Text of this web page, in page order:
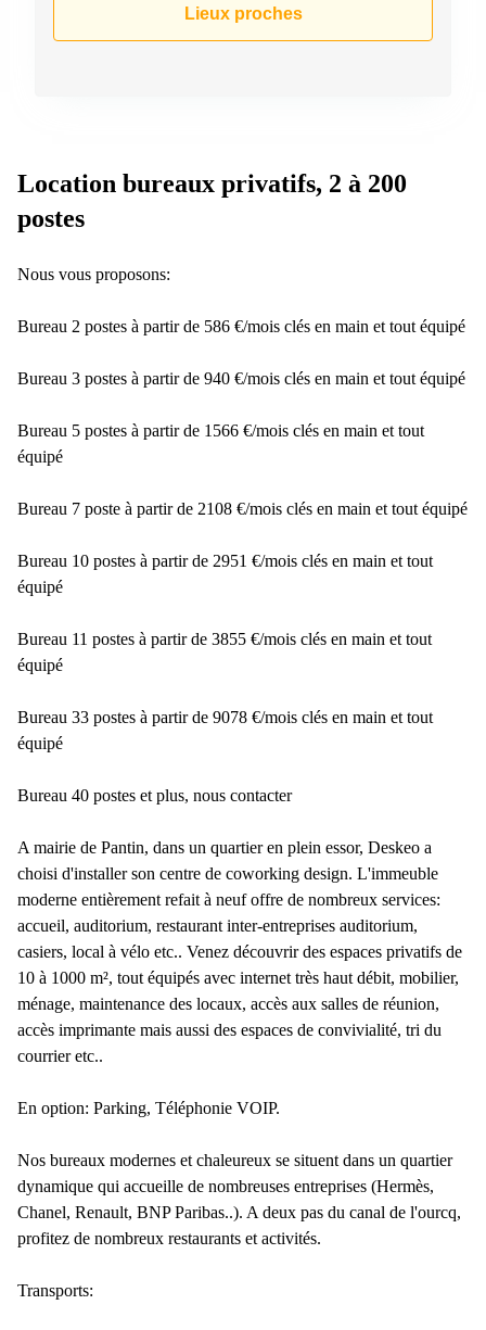
Lieux proches
Location bureaux privatifs, 2 à 200
postes
Nous vous proposons:
Bureau 2 postes à partir de 586 €/mois clés en main et tout équipé
Bureau 3 postes à partir de 940 €/mois clés en main et tout équipé
Bureau 5 postes à partir de 1566 €/mois clés en main et tout
équipé
Bureau 7 poste à partir de 2108 €/mois clés en main et tout équipé
Bureau 10 postes à partir de 2951 €/mois clés en main et tout
équipé
Bureau 11 postes à partir de 3855 €/mois clés en main et tout
équipé
Bureau 33 postes à partir de 9078 €/mois clés en main et tout
équipé
Bureau 40 postes et plus, nous contacter
A mairie de Pantin, dans un quartier en plein essor, Deskeo a
choisi d'installer son centre de coworking design. L'immeuble
moderne entièrement refait à neuf offre de nombreux services:
accueil, auditorium, restaurant inter-entreprises auditorium,
casiers, local à vélo etc.. Venez découvrir des espaces privatifs de
10 à 1000 m², tout équipés avec internet très haut débit, mobilier,
ménage, maintenance des locaux, accès aux salles de réunion,
accès imprimante mais aussi des espaces de convivialité, tri du
courrier etc..
En option: Parking, Téléphonie VOIP.
Nos bureaux modernes et chaleureux se situent dans un quartier
dynamique qui accueille de nombreuses entreprises (Hermès,
Chanel, Renault, BNP Paribas..). A deux pas du canal de l'ourcq,
profitez de nombreux restaurants et activités.
Transports: